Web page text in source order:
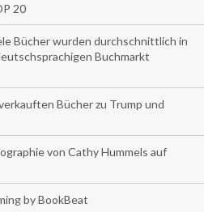
20
Bücher wurden durchschnittlich in
Buchmarkt
Bücher zu Trump und
von Cathy Hummels auf
by BookBeat